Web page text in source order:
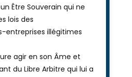
Être Souverain qui ne
lois des
entreprises illégitimes
agir en son Âme et
du Libre Arbitre qui lui a